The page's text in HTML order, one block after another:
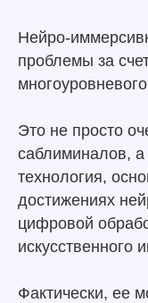
Нейро-
проблемы за
Это не просто
саблиминалов,
технология,
достижениях
цифровой
искусственного
Фактически, ее